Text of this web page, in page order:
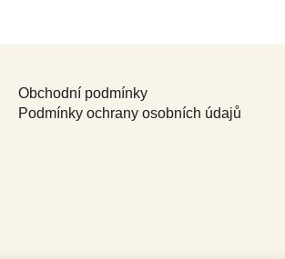
Obchodní podmínky
Podmínky ochrany osobních údajů